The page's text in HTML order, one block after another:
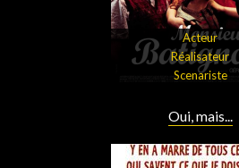
Acteur
Réalisateur
Scenariste
Oui, mais...